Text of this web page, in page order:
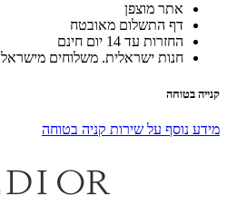
אתר מוצפן
דף התשלום מאובטח
החזרות עד 14 יום חינם
חנות ישראלית. משלוחים מישראל
קנייה בטוחה
מידע נוסף על שירות קניה בטוחה